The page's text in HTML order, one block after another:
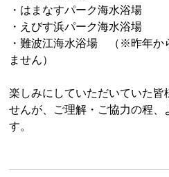
・はまなすパーク海水浴場
・えびす浜パーク海水浴場
・難波江海水浴場 （※昨年か
ません）
楽しみにしていただいていた皆
せんが、ご理解・ご協力の程、
す。